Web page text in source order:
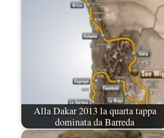
Alla Dakar 2013 la quarta tappa
dominata da Barreda